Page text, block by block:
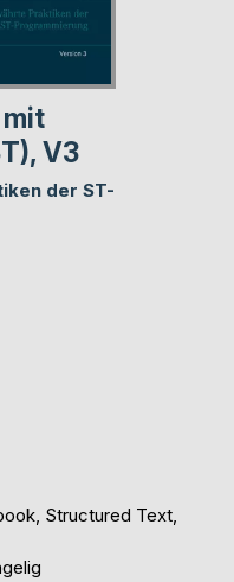
mit
V3
der ST-
Structured Text,